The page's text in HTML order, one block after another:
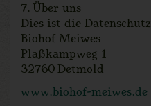
7. Über uns
Dies ist die
Biohof Meiwes
Plaßkampweg 1
32760 Detmold
www.biohof-meiwes.de